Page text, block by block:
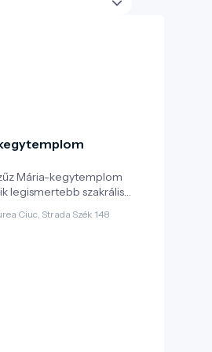
Mária-kegytemplom
legismertebb szakrális
évszázadok óta a vallásos
és a kulturális
helyszíne. A templom a
Ciuc, Strada Szék 148